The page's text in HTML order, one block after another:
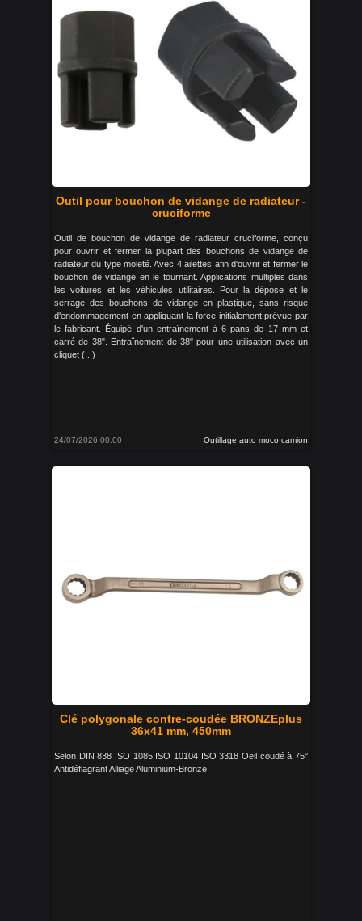
Outil pour bouchon de vidange de radiateur -
cruciforme
Outil de bouchon de vidange de radiateur cruciforme, conçu
pour ouvrir et fermer la plupart des bouchons de vidange de
radiateur du type moleté. Avec 4 ailettes afin d'ouvrir et fermer le
bouchon de vidange en le tournant. Applications multiples dans
les voitures et les véhicules utilitaires. Pour la dépose et le
serrage des bouchons de vidange en plastique, sans risque
d'endommagement en appliquant la force initialement prévue par
le fabricant. Équipé d'un entraînement à 6 pans de 17 mm et
carré de 38". Entraînement de 38" pour une utilisation avec un
cliquet (...)
24/07/2026 00:00 Outillage auto moco camion
Clé polygonale contre-coudée BRONZEplus
36x41 mm, 450mm
Selon DIN 838 ISO 1085 ISO 10104 ISO 3318 Oeil coudé à 75°
Antidéflagrant Alliage Aluminium-Bronze